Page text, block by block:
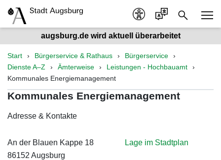
augsburg.de wird aktuell überarbeitet
Start Bürgerservice & Rathaus
Bürgerservice
Dienste A–Z
Ämterweise
Leistungen - Hochbauamt
Kommunales Energiemanagement
Kommunales Energiemanagement
Adresse & Kontakte
An der Blauen Kappe 18
86152 Augsburg
Lage im Stadtplan